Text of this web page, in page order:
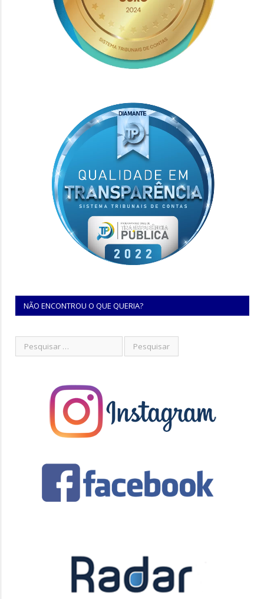
NÃO ENCONTROU O QUE QUERIA?